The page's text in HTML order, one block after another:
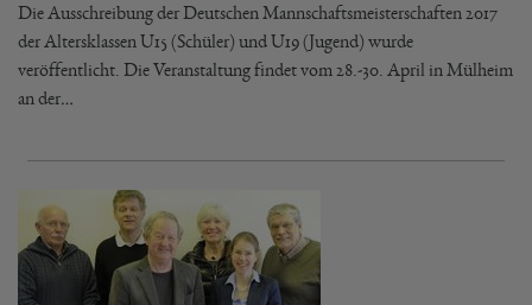
Die Ausschreibung der Deutschen Mannschaftsmeisterschaften 2017
der Altersklassen U15 (Schüler) und U19 (Jugend) wurde
veröffentlicht. Die Veranstaltung findet vom 28.-30. April in Mülheim
an der…